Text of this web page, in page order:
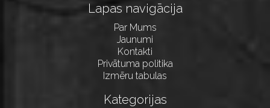
Lapas navigācija
Par Mums
Jaunumi
Kontakti
Privātuma politika
Izmēru tabulas
Kategorijas